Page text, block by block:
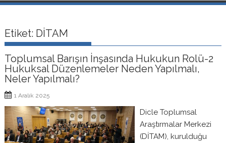
Etiket: DİTAM
Toplumsal Barışın İnşasında Hukukun Rolü-2
Hukuksal Düzenlemeler Neden Yapılmalı,
Neler Yapılmalı?
1 Aralık 2025
Dicle Toplumsal
Araştırmalar Merkezi
(DİTAM), kurulduğu